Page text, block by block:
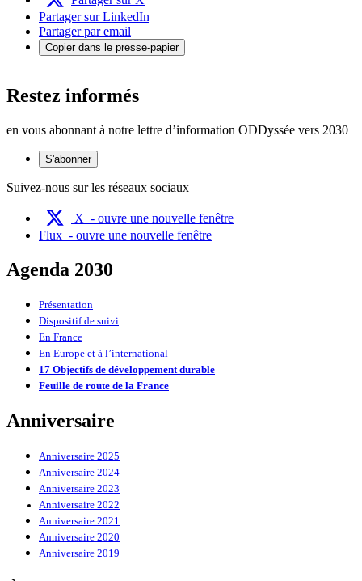
Partager sur LinkedIn
Partager par email
Copier dans le presse-papier
Restez informés
en vous abonnant à notre lettre d’information ODDyssée vers 2030
S'abonner
Suivez-nous sur les réseaux sociaux
X - ouvre une nouvelle fenêtre
Flux - ouvre une nouvelle fenêtre
Agenda 2030
Présentation
Dispositif de suivi
En France
En Europe et à l’international
17 Objectifs de développement durable
Feuille de route de la France
Anniversaire
Anniversaire 2025
Anniversaire 2024
Anniversaire 2023
Anniversaire 2022
Anniversaire 2021
Anniversaire 2020
Anniversaire 2019